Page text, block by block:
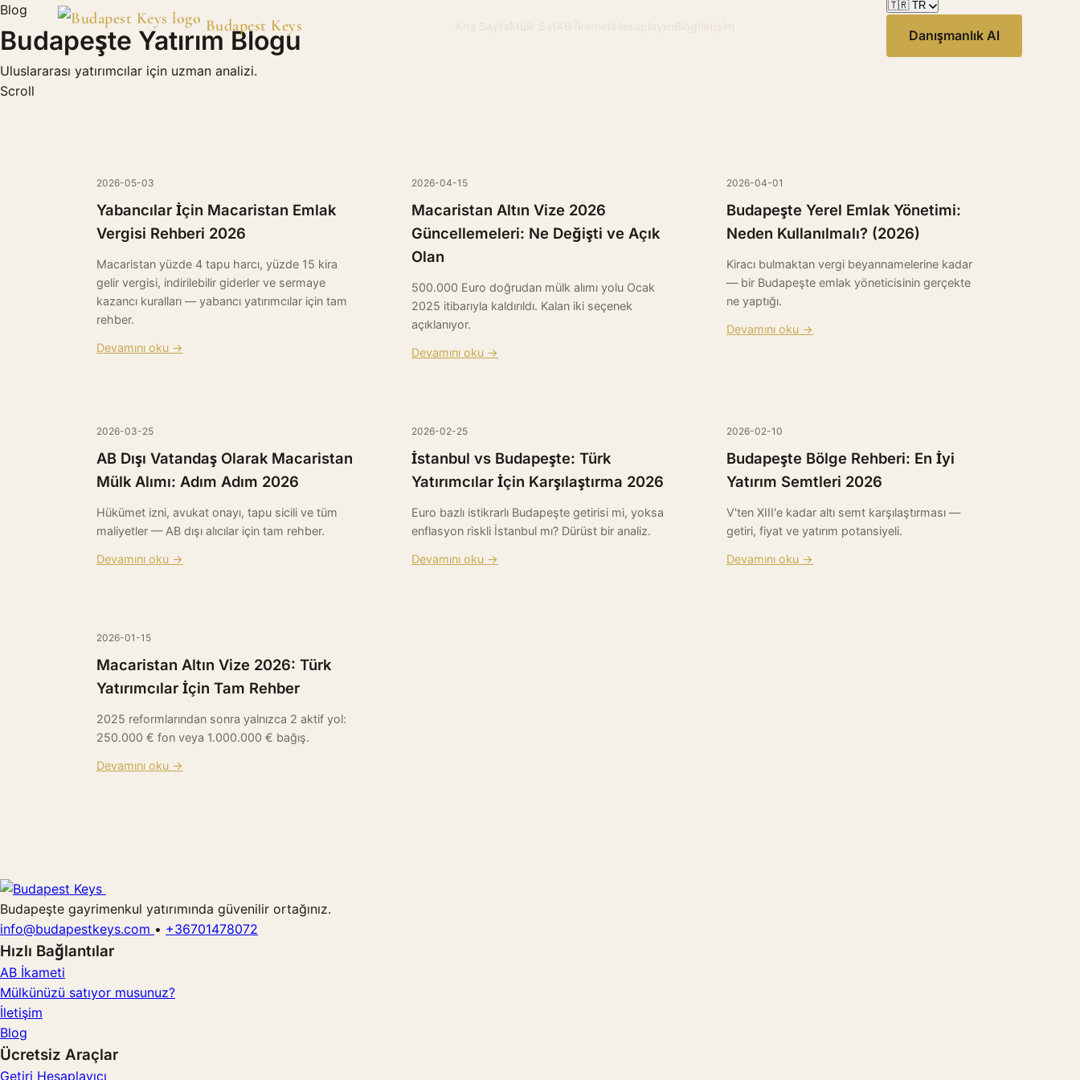
Budapest Keys
🇹🇷 TR
🇬🇧 English
🇻🇳
🇺🇦 Українська
Danışmanlık Al
Blog
Budapeşte Yatırım Blogu
Uluslararası yatırımcılar için uzman analizi.
Scroll
2026-05-03
Yabancılar İçin Macaristan Emlak
Vergisi Rehberi 2026
Macaristan yüzde 4 tapu harcı, yüzde 15 kira
gelir vergisi, indirilebilir giderler ve sermaye
kazancı kuralları — yabancı yatırımcılar için tam
rehber.
Devamını oku →
2026-04-15
Macaristan Altın Vize 2026
Güncellemeleri: Ne Değişti ve Açık
Olan
500.000 Euro doğrudan mülk alımı yolu Ocak
2025 itibarıyla kaldırıldı. Kalan iki seçenek
açıklanıyor.
Devamını oku →
2026-04-01
Budapeşte Yerel Emlak Yönetimi:
Neden Kullanılmalı? (2026)
Kiracı bulmaktan vergi beyannamelerine kadar
— bir Budapeşte emlak yöneticisinin gerçekte
ne yaptığı.
Devamını oku →
2026-03-25
AB Dışı Vatandaş Olarak Macaristan
Mülk Alımı: Adım Adım 2026
Hükümet izni, avukat onayı, tapu sicili ve tüm
maliyetler — AB dışı alıcılar için tam rehber.
Devamını oku →
2026-02-25
İstanbul vs Budapeşte: Türk
Yatırımcılar İçin Karşılaştırma 2026
Euro bazlı istikrarlı Budapeşte getirisi mi, yoksa
enflasyon riskli İstanbul mı? Dürüst bir analiz.
Devamını oku →
2026-02-10
Budapeşte Bölge Rehberi: En İyi
Yatırım Semtleri 2026
V'ten XIII'e kadar altı semt karşılaştırması —
getiri, fiyat ve yatırım potansiyeli.
Devamını oku →
2026-01-15
Macaristan Altın Vize 2026: Türk
Yatırımcılar İçin Tam Rehber
2025 reformlarından sonra yalnızca 2 aktif yol:
250.000 € fon veya 1.000.000 € bağış.
Devamını oku →
Budapeşte gayrimenkul yatırımında güvenilir ortağınız.
info@budapestkeys.com • +36701478072
Hızlı Bağlantılar
AB İkameti
Mülkünüzü satıyor musunuz?
İletişim
Blog
Ücretsiz Araçlar
Getiri Hesaplayıcı